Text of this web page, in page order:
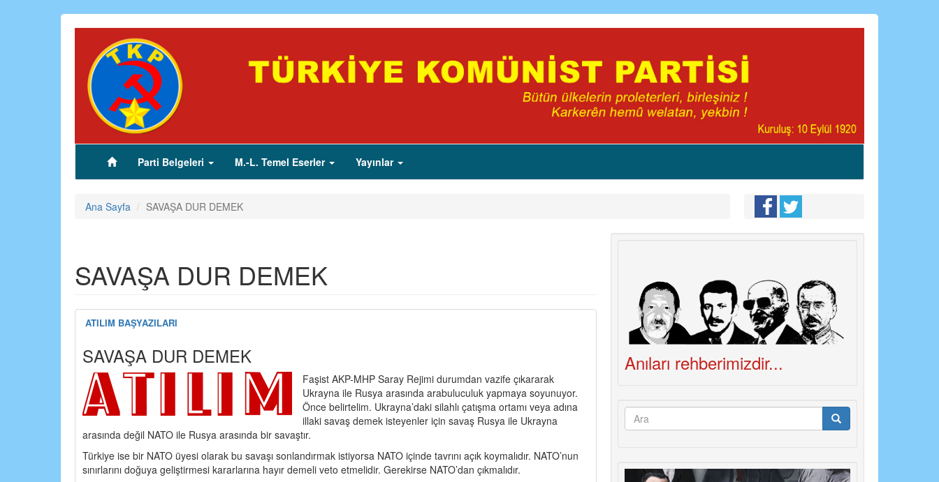
(current)Parti Belgeleri M.-L. Temel Eserler Yayınlar
Ana Sayfa SAVAŞA DUR DEMEK
SAVAŞA DUR DEMEK
ATILIM BAŞYAZILARI
SAVAŞA DUR DEMEK
Faşist AKP-MHP Saray Rejimi durumdan vazife çıkararak
Ukrayna ile Rusya arasında arabuluculuk yapmaya soyunuyor.
Önce belirtelim. Ukrayna’daki silahlı çatışma ortamı veya adına
illaki savaş demek isteyenler için savaş Rusya ile Ukrayna
arasında değil NATO ile Rusya arasında bir savaştır.
Türkiye ise bir NATO üyesi olarak bu savaşı sonlandırmak istiyorsa NATO içinde tavrını açık koymalıdır. NATO’nun
sınırlarını doğuya geliştirmesi kararlarına hayır demeli veto etmelidir. Gerekirse NATO’dan çıkmalıdır.
Anıları rehberimizdir...
Arama